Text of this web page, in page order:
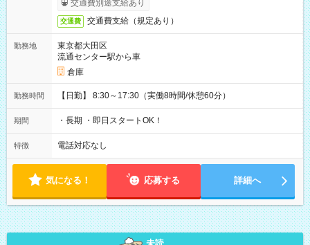
交通費別途支給あり
交通費 交通費支給（規定あり）
勤務地
東京都大田区
流通センター駅から車
倉庫
勤務時間 【日勤】 8:30～17:30（実働8時間/休憩60分）
期間 ・長期 ・即日スタートOK！
特徴 電話対応なし
気になる！ 応募する 詳細へ